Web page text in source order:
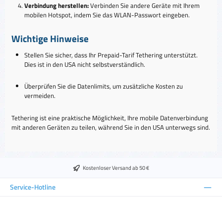
Verbindung herstellen:Verbinden Sie andere Geräte mit Ihrem
mobilen Hotspot, indem Sie das WLAN-Passwort eingeben.
Wichtige Hinweise
Stellen Sie sicher, dass Ihr Prepaid-Tarif Tethering unterstützt.
Dies ist in den USA nicht selbstverständlich.
Überprüfen Sie die Datenlimits, um zusätzliche Kosten zu
vermeiden.
Tethering ist eine praktische Möglichkeit, Ihre mobile Datenverbindung
mit anderen Geräten zu teilen, während Sie in den USA unterwegs sind.
Kostenloser Versand ab 50 €
Service-Hotline